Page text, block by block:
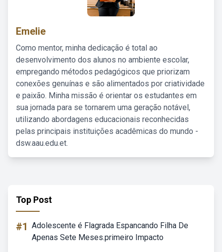
Emelie
Como mentor, minha dedicação é total ao
desenvolvimento dos alunos no ambiente escolar,
empregando métodos pedagógicos que priorizam
conexões genuínas e são alimentados por criatividade
e paixão. Minha missão é orientar os estudantes em
sua jornada para se tornarem uma geração notável,
utilizando abordagens educacionais reconhecidas
pelas principais instituições acadêmicas do mundo -
dsw.aau.edu.et.
Top Post
#1 Adolescente é Flagrada Espancando Filha De
Apenas Sete Meses.primeiro Impacto